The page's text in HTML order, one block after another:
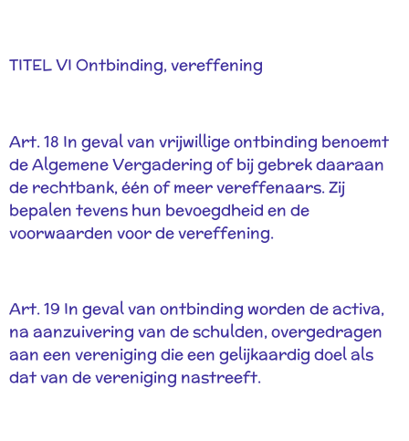
TITEL VI Ontbinding, vereffening
Art. 18 In geval van vrijwillige ontbinding benoemt
de Algemene Vergadering of bij gebrek daaraan
de rechtbank, één of meer vereffenaars. Zij
bepalen tevens hun bevoegdheid en de
voorwaarden voor de vereffening.
Art. 19 In geval van ontbinding worden de activa,
na aanzuivering van de schulden, overgedragen
aan een vereniging die een gelijkaardig doel als
dat van de vereniging nastreeft.